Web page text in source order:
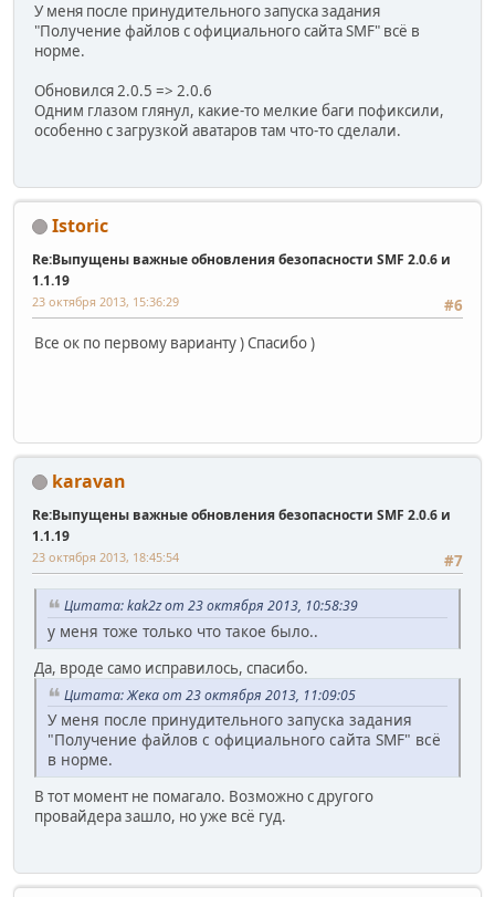
У меня после принудительного запуска задания
"Получение файлов с официального сайта SMF" всё в
норме.
Обновился 2.0.5 => 2.0.6
Одним глазом глянул, какие-то мелкие баги пофиксили,
особенно с загрузкой аватаров там что-то сделали.
Istoric
Re:Выпущены важные обновления безопасности SMF 2.0.6 и
1.1.19
#6
23 октября 2013, 15:36:29
Все ок по первому варианту ) Спасибо )
karavan
Re:Выпущены важные обновления безопасности SMF 2.0.6 и
1.1.19
#7
23 октября 2013, 18:45:54
Цитата: kak2z от 23 октября 2013, 10:58:39
у меня тоже только что такое было..
Да, вроде само исправилось, спасибо.
Цитата: Жека от 23 октября 2013, 11:09:05
У меня после принудительного запуска задания
"Получение файлов с официального сайта SMF" всё
в норме.
В тот момент не помагало. Возможно с другого
провайдера зашло, но уже всё гуд.